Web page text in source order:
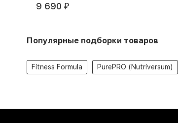
9 690 ₽
Популярные подборки товаров
Fitness Formula PurePRO (Nutriversum)